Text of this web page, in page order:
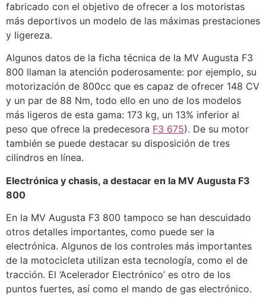
fabricado con el objetivo de ofrecer a los motoristas
más deportivos un modelo de las máximas prestaciones
y ligereza.
Algunos datos de la ficha técnica de la MV Augusta F3
800 llaman la atención poderosamente: por ejemplo, su
motorización de 800cc que es capaz de ofrecer 148 CV
y un par de 88 Nm, todo ello en uno de los modelos
más ligeros de esta gama: 173 kg, un 13% inferior al
peso que ofrece la predecesora F3 675). De su motor
también se puede destacar su disposición de tres
cilindros en línea.
Electrónica y chasis, a destacar en la MV Augusta F3
800
En la MV Augusta F3 800 tampoco se han descuidado
otros detalles importantes, como puede ser la
electrónica. Algunos de los controles más importantes
de la motocicleta utilizan esta tecnología, como el de
tracción. El ‘Acelerador Electrónico’ es otro de los
puntos fuertes, así como el mando de gas electrónico.